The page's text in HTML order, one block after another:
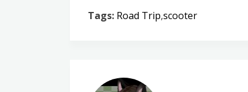
Tags: Road Trip,scooter